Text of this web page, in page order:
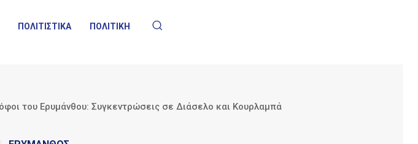
ΠΟΛΙΤΙΣΤΙΚΑ ΠΟΛΙΤΙΚΗ
του Ερυμάνθου: Συγκεντρώσεις σε Διάσελο και Κουρλαμπά